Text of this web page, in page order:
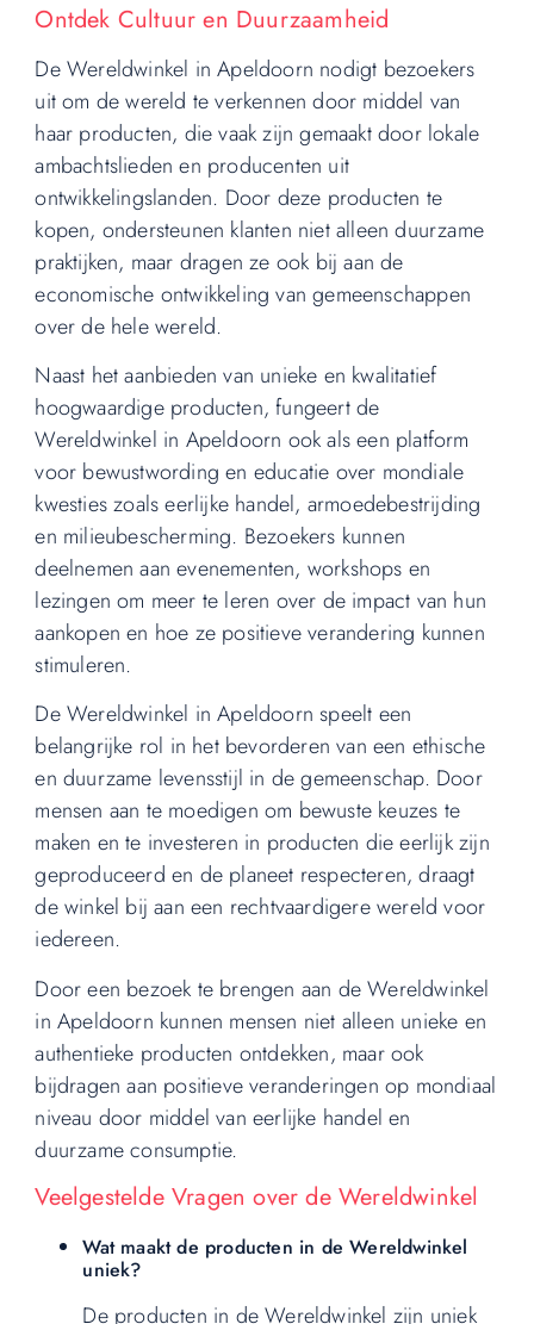
Ontdek Cultuur en Duurzaamheid
De Wereldwinkel in Apeldoorn nodigt bezoekers
uit om de wereld te verkennen door middel van
haar producten, die vaak zijn gemaakt door lokale
ambachtslieden en producenten uit
ontwikkelingslanden. Door deze producten te
kopen, ondersteunen klanten niet alleen duurzame
praktijken, maar dragen ze ook bij aan de
economische ontwikkeling van gemeenschappen
over de hele wereld.
Naast het aanbieden van unieke en kwalitatief
hoogwaardige producten, fungeert de
Wereldwinkel in Apeldoorn ook als een platform
voor bewustwording en educatie over mondiale
kwesties zoals eerlijke handel, armoedebestrijding
en milieubescherming. Bezoekers kunnen
deelnemen aan evenementen, workshops en
lezingen om meer te leren over de impact van hun
aankopen en hoe ze positieve verandering kunnen
stimuleren.
De Wereldwinkel in Apeldoorn speelt een
belangrijke rol in het bevorderen van een ethische
en duurzame levensstijl in de gemeenschap. Door
mensen aan te moedigen om bewuste keuzes te
maken en te investeren in producten die eerlijk zijn
geproduceerd en de planeet respecteren, draagt
de winkel bij aan een rechtvaardigere wereld voor
iedereen.
Door een bezoek te brengen aan de Wereldwinkel
in Apeldoorn kunnen mensen niet alleen unieke en
authentieke producten ontdekken, maar ook
bijdragen aan positieve veranderingen op mondiaal
niveau door middel van eerlijke handel en
duurzame consumptie.
Veelgestelde Vragen over de Wereldwinkel
Wat maakt de producten in de Wereldwinkel
uniek?
De producten in de Wereldwinkel zijn uniek